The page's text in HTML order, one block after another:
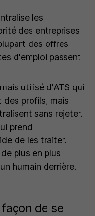
les
des entreprises
des offres
d'emploi passent
utilisé d'ATS qui
des profils, mais
sans rejeter.
prend
de les traiter.
plus en plus
humain derrière.
de se